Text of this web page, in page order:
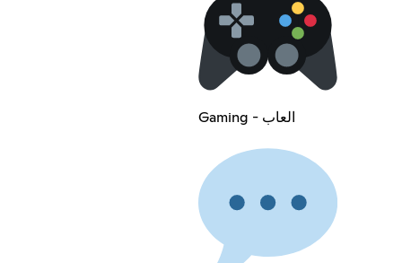
Gaming - العاب